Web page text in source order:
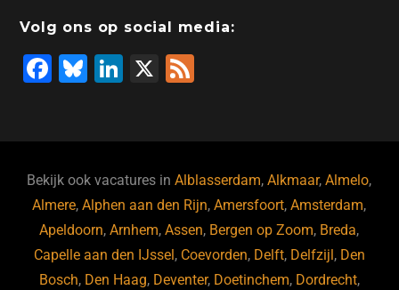
Volg ons op social media:
F
b
o
o
k
Bl
ky
Li
dI
n
X
Bekijk ook vacatures inAlblasserdam,Alkmaar,Almelo,
Almere,Alphen aan den Rijn,Amersfoort,Amsterdam,
Apeldoorn,Arnhem,Assen, Bergen op Zoom, Breda,
Capelle aan den IJssel , Coevorden, Delft, Delfzijl , Den
Bosch, Den Haag, Deventer, Doetinchem, Dordrecht,